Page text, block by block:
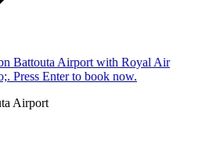
Battouta Airport with Royal Air
Press Enter to book now.
Airport